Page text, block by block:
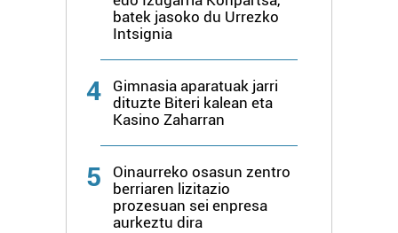
erabiltzen dituen hauta dezakezu.
bazkideen zerrenda, beren ustez zein helburutarako
duten interes legitimoa eta horren aurka nola egin
Lortu zure datu pertsonalak prozesatzeko moduari
buruzko informazio gehiago eta ezarri zure lehentasunak
datuen atalean. Edozein unetan alda edo ken dezakezu
batek jasoko du Urrezko
Intsignia
4
Gimnasia aparatuak jarri
dituzte Biteri kalean eta
Kasino Zaharran
5
Oinaurreko osasun zentro
berriaren lizitazio
prozesuan sei enpresa
aurkeztu dira